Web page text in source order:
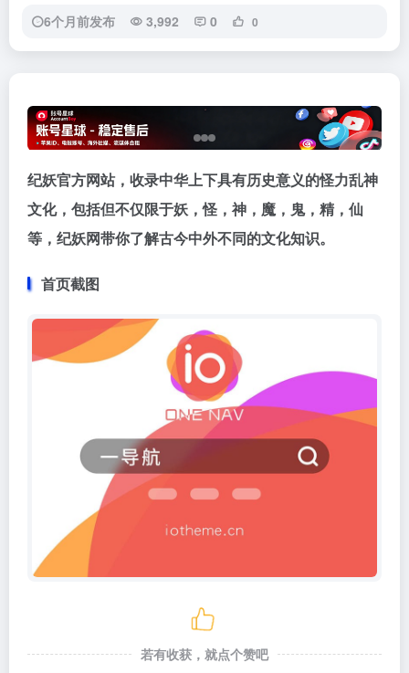
6个月前发布 3,992 0 0
纪妖官方网站，收录中华上下具有历史意义的怪力乱神
文化，包括但不仅限于妖，怪，神，魔，鬼，精，仙
等，纪妖网带你了解古今中外不同的文化知识。
首页截图
若有收获，就点个赞吧